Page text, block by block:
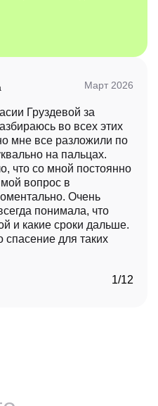
коллегам и знакомым»
Март 2026
Груздевой за
во всех этих
мне все разложили по
на пальцах.
что со мной постоянно
вопрос в
Очень
понимала, что
и какие сроки дальше.
спасение для таких
1/12